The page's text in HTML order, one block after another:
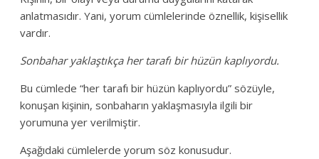
anlatmasıdır. Yani, yorum cümlelerinde öznellik, kişisellik
vardır.
Sonbahar yaklaştıkça her tarafı bir hüzün kaplıyordu.
Bu cümlede “her tarafı bir hüzün kaplıyordu” sözüyle,
konuşan kişinin, sonbaharın yaklaşmasıyla ilgili bir
yorumuna yer verilmiştir.
Aşağıdaki cümlelerde yorum söz konusudur.